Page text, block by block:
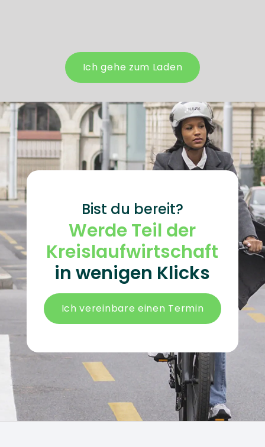
Ich gehe zum Laden
Bist du bereit?
Werde Teil der
Kreislaufwirtschaft
in wenigen Klicks
Ich vereinbare einen Termin